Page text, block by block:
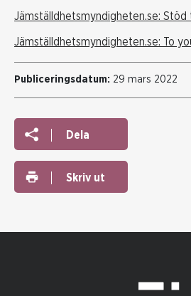
Jämställdhetsmyndigheten.se: Stöd
Jämställdhetsmyndigheten.se: To
Publiceringsdatum: 29 mars 2022
Dela
Skriv ut